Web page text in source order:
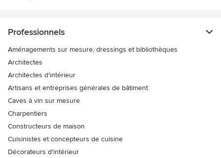
Professionnels
Aménagements sur mesure, dressings et bibliothèques
Architectes
Architectes d'intérieur
Artisans et entreprises générales de bâtiment
Caves à vin sur mesure
Charpentiers
Constructeurs de maison
Cuisinistes et concepteurs de cuisine
Décorateurs d'intérieur